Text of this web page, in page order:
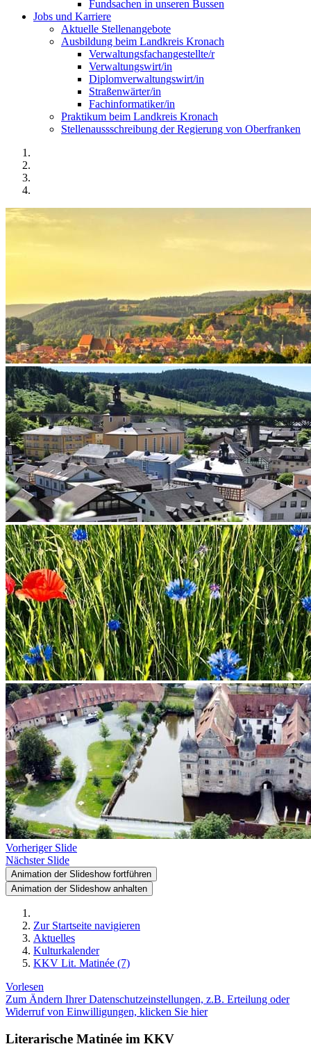
Fundsachen in unseren Bussen
Jobs und Karriere
Aktuelle Stellenangebote
Ausbildung beim Landkreis Kronach
Verwaltungsfachangestellte/r
Verwaltungswirt/in
Diplomverwaltungswirt/in
Straßenwärter/in
Fachinformatiker/in
Praktikum beim Landkreis Kronach
Stellenaussschreibung der Regierung von Oberfranken
Vorheriger Slide
Nächster Slide
Animation der Slideshow fortführen
Animation der Slideshow anhalten
Zur Startseite navigieren
Aktuelles
Kulturkalender
KKV Lit. Matinée (7)
Vorlesen
Zum Ändern Ihrer Datenschutzeinstellungen, z.B. Erteilung oder
Widerruf von Einwilligungen, klicken Sie hier
Literarische Matinée im KKV